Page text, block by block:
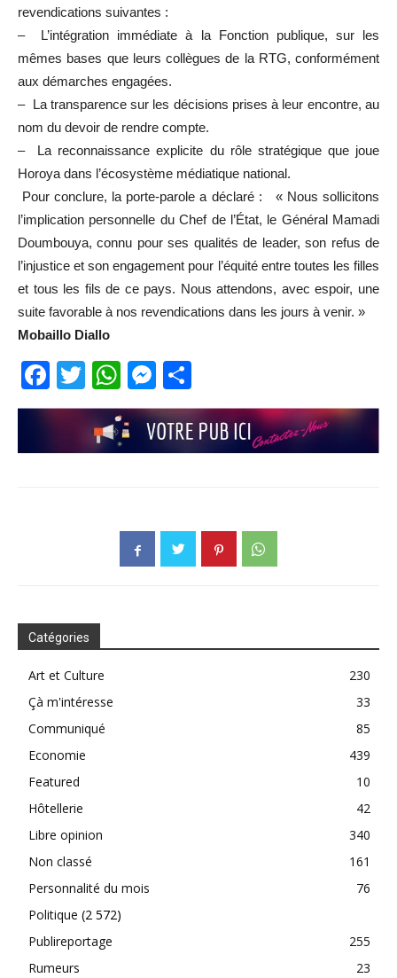
revendications suivantes :
– L’intégration immédiate à la Fonction publique, sur les
mêmes bases que leurs collègues de la RTG, conformément
aux démarches engagées.
– La transparence sur les décisions prises à leur encontre, au
nom du devoir de rendre compte.
– La reconnaissance explicite du rôle stratégique que joue
Horoya dans l’écosystème médiatique national.
Pour conclure, la porte-parole a déclaré : « Nous sollicitons
l’implication personnelle du Chef de l’État, le Général Mamadi
Doumbouya, connu pour ses qualités de leader, son refus de
l’injustice et son engagement pour l’équité entre toutes les filles
et tous les fils de ce pays. Nous attendons, avec espoir, une
suite favorable à nos revendications dans les jours à venir. »
Mobaillo Diallo
Facebook
TwitterWhatsApp
Messenger
Catégories
Art et Culture
230
Çà m'intéresse
33
Communiqué
85
Economie
439
Featured
10
Hôtellerie
42
Libre opinion
340
Non classé
161
Personnalité du mois
76
Politique (2 572)
Publireportage
255
Rumeurs
23